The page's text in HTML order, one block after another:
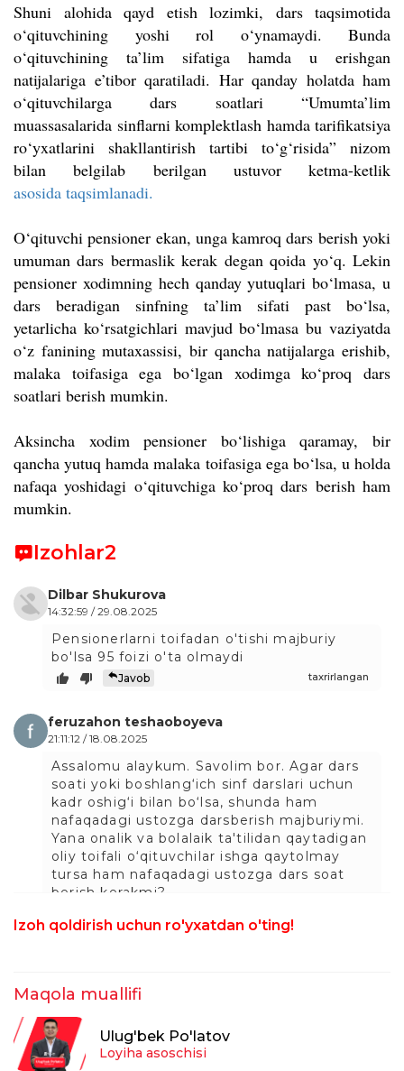
Shuni alohida qayd etish lozimki, dars taqsimotida
o‘qituvchining yoshi rol o‘ynamaydi. Bunda
o‘qituvchining ta’lim sifatiga hamda u erishgan
natijalariga e’tibor qaratiladi. Har qanday holatda ham
o‘qituvchilarga dars soatlari “Umumta’lim
muassasalarida sinflarni komplektlash hamda tarifikatsiya
ro‘yxatlarini shakllantirish tartibi to‘g‘risida” nizom
bilan belgilab berilgan ustuvor ketma-ketlik
asosida taqsimlanadi.
O‘qituvchi pensioner ekan, unga kamroq dars berish yoki
umuman dars bermaslik kerak degan qoida yo‘q. Lekin
pensioner xodimning hech qanday yutuqlari bo‘lmasa, u
dars beradigan sinfning ta’lim sifati past bo‘lsa,
yetarlicha ko‘rsatgichlari mavjud bo‘lmasa bu vaziyatda
o‘z fanining mutaxassisi, bir qancha natijalarga erishib,
malaka toifasiga ega bo‘lgan xodimga ko‘proq dars
soatlari berish mumkin.
Aksincha xodim pensioner bo‘lishiga qaramay, bir
qancha yutuq hamda malaka toifasiga ega bo‘lsa, u holda
nafaqa yoshidagi o‘qituvchiga ko‘proq dars berish ham
mumkin.
Izohlar2
Dilbar Shukurova
14:32:59 / 29.08.2025
Pensionerlarni toifadan o'tishi majburiy
bo'lsa 95 foizi o'ta olmaydi
taxrirlangan
Javob
feruzahon teshaoboyeva
21:11:12 / 18.08.2025
Assalomu alaykum. Savolim bor. Agar dars
soati yoki boshlang‘ich sinf darslari uchun
kadr oshig‘i bilan bo‘lsa, shunda ham
nafaqadagi ustozga darsberish majburiymi.
Yana onalik va bolalaik ta'tilidan qaytadigan
oliy toifali o‘qituvchilar ishga qaytolmay
tursa ham nafaqadagi ustozga dars soat
berish kerakmi?
feruzahon teshaoboyeva :
3271-sonli nizomda PHD unvoni borlar
haqida aniq malumot berilmaganligi
muommo bólyapti
Izoh qoldirish uchun ro'yxatdan o'ting!
Maqola muallifi
Ulug'bek Po'latov
Loyiha asoschisi